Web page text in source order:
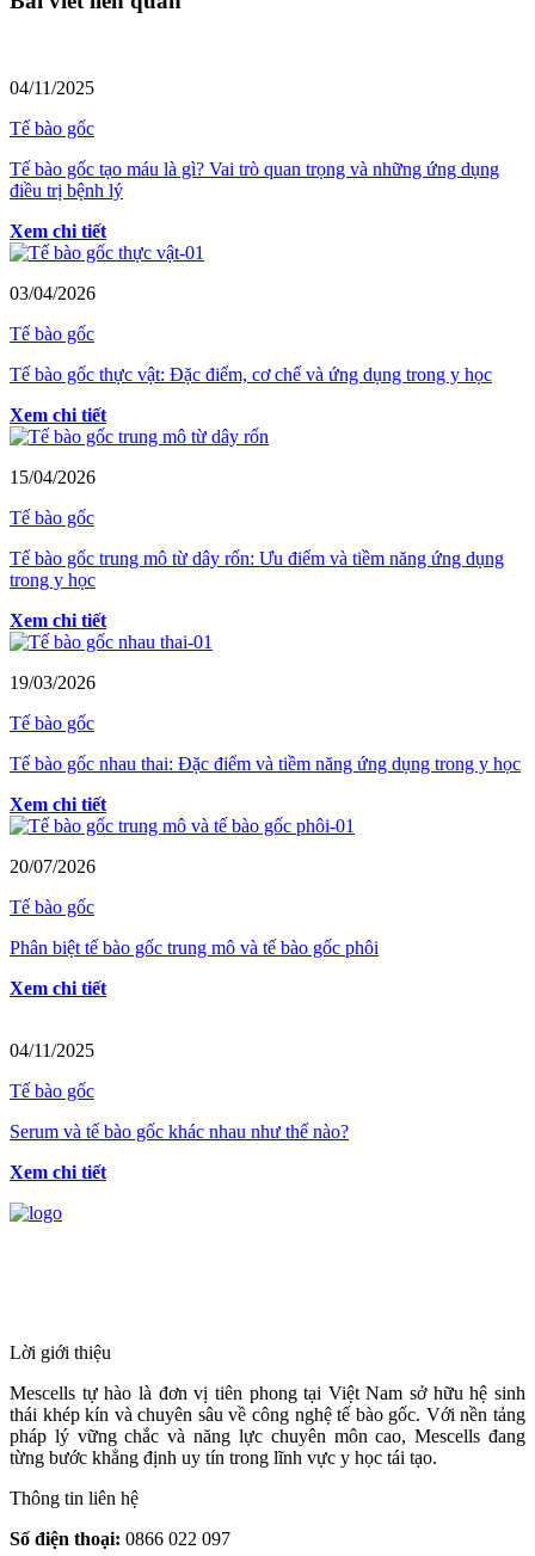
04/11/2025
Tế bào gốc
Tế bào gốc tạo máu là gì? Vai trò quan trọng và những ứng dụng
điều trị bệnh lý
Xem chi tiết
03/04/2026
Tế bào gốc
Tế bào gốc thực vật: Đặc điểm, cơ chế và ứng dụng trong y học
Xem chi tiết
15/04/2026
Tế bào gốc
Tế bào gốc trung mô từ dây rốn: Ưu điểm và tiềm năng ứng dụng
trong y học
Xem chi tiết
19/03/2026
Tế bào gốc
Tế bào gốc nhau thai: Đặc điểm và tiềm năng ứng dụng trong y học
Xem chi tiết
20/07/2026
Tế bào gốc
Phân biệt tế bào gốc trung mô và tế bào gốc phôi
Xem chi tiết
04/11/2025
Tế bào gốc
Serum và tế bào gốc khác nhau như thế nào?
Xem chi tiết
Lời giới thiệu
Mescells tự hào là đơn vị tiên phong tại Việt Nam sở hữu hệ sinh
thái khép kín và chuyên sâu về công nghệ tế bào gốc. Với nền tảng
pháp lý vững chắc và năng lực chuyên môn cao, Mescells đang
từng bước khẳng định uy tín trong lĩnh vực y học tái tạo.
Thông tin liên hệ
Số điện thoại: 0866 022 097